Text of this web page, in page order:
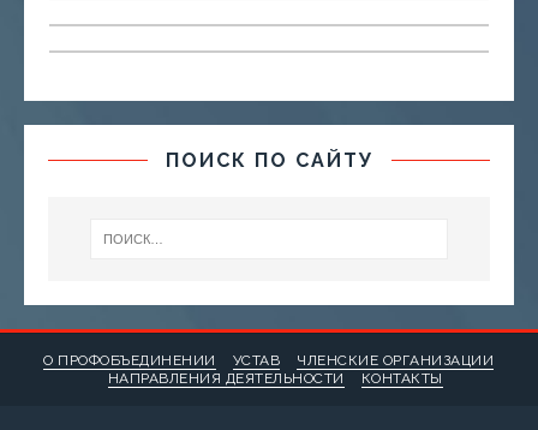
ПОИСК ПО САЙТУ
О ПРОФОБЪЕДИНЕНИИ УСТАВ
ЧЛЕНСКИЕ ОРГАНИЗАЦИИ
НАПРАВЛЕНИЯ ДЕЯТЕЛЬНОСТИ
КОНТАКТЫ